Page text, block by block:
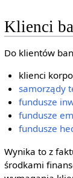
Klienci
Do klientów
klienci
samorządy
fundusze
fundusze
fundusze
Wynika to z
środkami